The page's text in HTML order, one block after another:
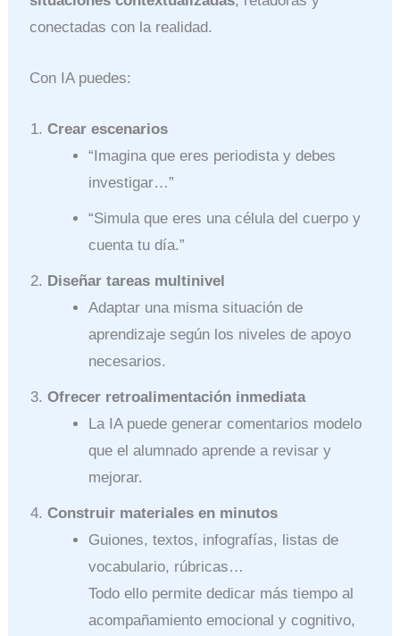
conectadas con la realidad.
Con IA puedes:
Crear escenarios
“Imagina que eres periodista y debes
investigar…”
“Simula que eres una célula del cuerpo y
cuenta tu día.”
Diseñar tareas multinivel
Adaptar una misma situación de
aprendizaje según los niveles de apoyo
necesarios.
Ofrecer retroalimentación inmediata
La IA puede generar comentarios modelo
que el alumnado aprende a revisar y
mejorar.
Construir materiales en minutos
Guiones, textos, infografías, listas de
vocabulario, rúbricas…
Todo ello permite dedicar más tiempo al
acompañamiento emocional y cognitivo,